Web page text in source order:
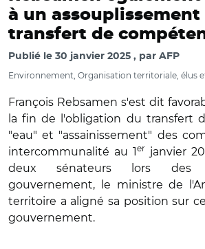
à un assouplissement
transfert de
Publié le 30 janvier 2025 par AFP
Environnement, Organisation territoriale, élus
François Rebsamen s'est dit
la fin de l'obligation du transfert
"eau" et "assainissement" des
intercommunalité au 1er janvier
deux sénateurs lors des
gouvernement, le ministre de
territoire a aligné sa position sur
gouvernement.